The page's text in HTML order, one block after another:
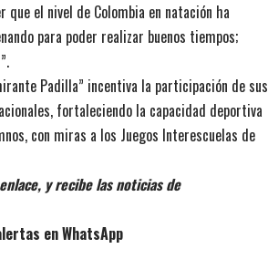
el nivel de Colombia en natación ha
para poder realizar buenos tiempos;
Padilla” incentiva la participación de sus
fortaleciendo la capacidad deportiva
con miras a los Juegos Interescuelas de
y recibe las noticias de
en WhatsApp